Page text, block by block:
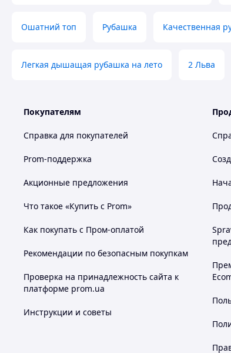
Ошатний топ Рубашка Качественная
Легкая дышащая рубашка на лето 2 Льва
Покупателям
Справка для покупателей
Prom-поддержка
Акционные предложения
Что такое «Купить с Prom»
Как покупать с Пром-оплатой
Рекомендации по безопасным покупкам
Проверка на принадлежность сайта к
платформе prom.ua
Инструкции и советы